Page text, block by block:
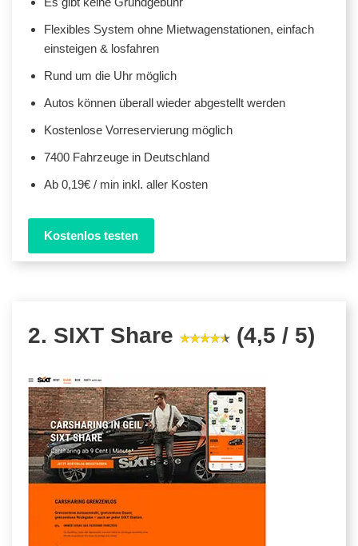
Flexibles System ohne Mietwagenstationen, einfach
einsteigen & losfahren
Rund um die Uhr möglich
Autos können überall wieder abgestellt werden
Kostenlose Vorreservierung möglich
7400 Fahrzeuge in Deutschland
Ab 0,19€ / min inkl. aller Kosten
Kostenlos testen
2. SIXT Share (4,5 / 5)